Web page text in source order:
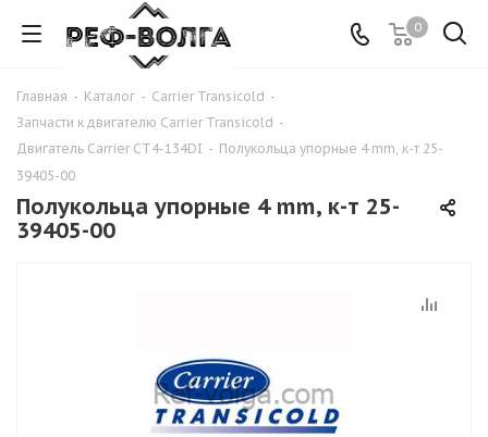
0
Главная - Каталог - Carrier Transicold -
Запчасти к двигателю Carrier Transicold -
Двигатель Carrier CT4-134DI - Полукольца упорные 4 mm, к-т 25-
39405-00
Полукольца упорные 4 mm, к-т 25-
39405-00